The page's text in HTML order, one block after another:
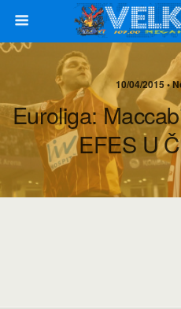
10/04/2015 •
Euroliga:
EFES U